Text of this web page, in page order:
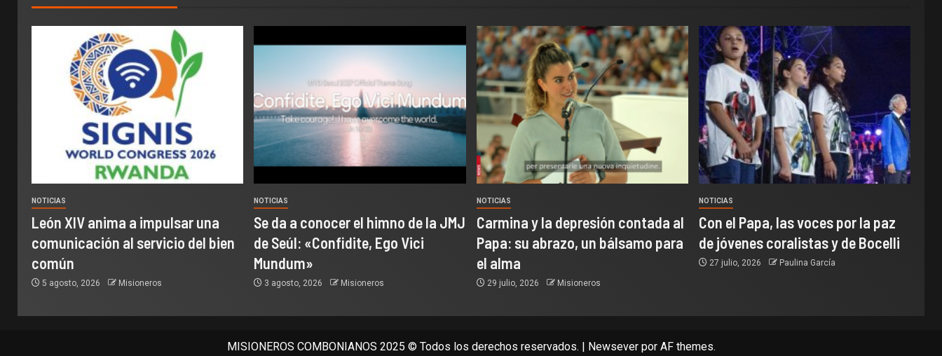
NOTICIAS
León XIV anima a impulsar una
comunicación al servicio del bien
común
5 agosto, 2026 Misioneros
NOTICIAS
Se da a conocer el himno de la JMJ
de Seúl: «Confidite, Ego Vici
Mundum»
3 agosto, 2026 Misioneros
NOTICIAS
Carmina y la depresión contada al
Papa: su abrazo, un bálsamo para
el alma
29 julio, 2026 Misioneros
NOTICIAS
Con el Papa, las voces por la paz
de jóvenes coralistas y de Bocelli
27 julio, 2026 Paulina García
MISIONEROS COMBONIANOS 2025 © Todos los derechos reservados. | Newseverpor AF themes.